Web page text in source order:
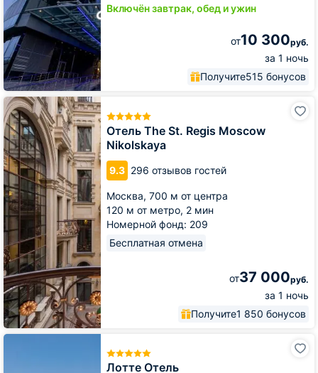
Включён завтрак, обед и ужин
от10 300руб.
за 1 ночь
Получите515 бонусов
Отель The St. Regis Moscow
Nikolskaya
9.3 296 отзывов гостей
Москва, 700 м от центра
120 м от метро, 2 мин
Номерной фонд: 209
Бесплатная отмена
от37 000руб.
за 1 ночь
Получите1 850 бонусов
Отель
The
St.
Regis
Moscow
Nikolskaya
Лотте Отель
Лотте